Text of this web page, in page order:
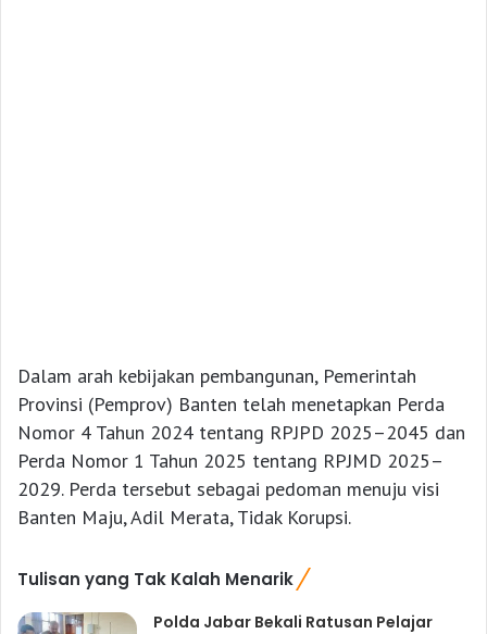
Dalam arah kebijakan pembangunan, Pemerintah
Provinsi (Pemprov) Banten telah menetapkan Perda
Nomor 4 Tahun 2024 tentang RPJPD 2025–2045 dan
Perda Nomor 1 Tahun 2025 tentang RPJMD 2025–
2029. Perda tersebut sebagai pedoman menuju visi
Banten Maju, Adil Merata, Tidak Korupsi.
Tulisan yang Tak Kalah Menarik
Polda Jabar Bekali Ratusan Pelajar